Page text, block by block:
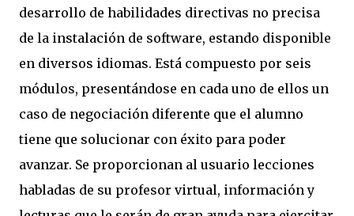
desarrollo de habilidades directivas no precisa
de la instalación de software, estando disponible
en diversos idiomas. Está compuesto por seis
módulos, presentándose en cada uno de ellos un
caso de negociación diferente que el alumno
tiene que solucionar con éxito para poder
avanzar. Se proporcionan al usuario lecciones
habladas de su profesor virtual, información y